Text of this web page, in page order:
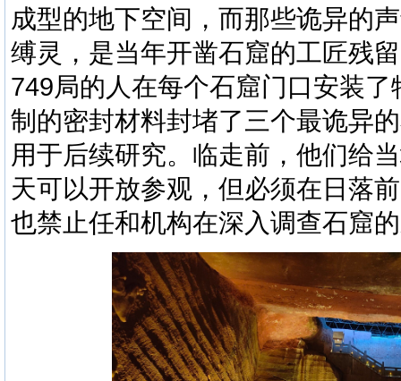
成型的地下空间，而那些诡异的
缚灵 ，是当年开凿石窟的工匠残
749局的人在每个石窟门口安装
制的密封材料封堵了三个最诡异
用于后续研究。临走前，他们给
天可以开放参观，但必须在日落
也禁止任和机构在深入调查石窟